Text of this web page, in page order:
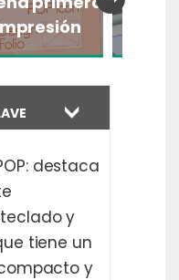
destaca
y
tiene un
y